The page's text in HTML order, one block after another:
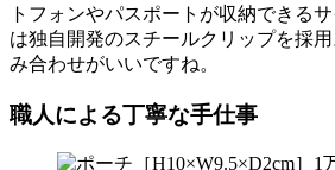
トフォンやパスポートが収納できる
は独自開発のスチールクリップを採
み合わせがいいですね。
職人による丁寧な手仕事